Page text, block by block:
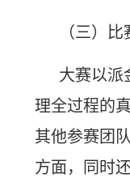
（三）
大赛以派
理全过程的
其他参赛团
方面，同时